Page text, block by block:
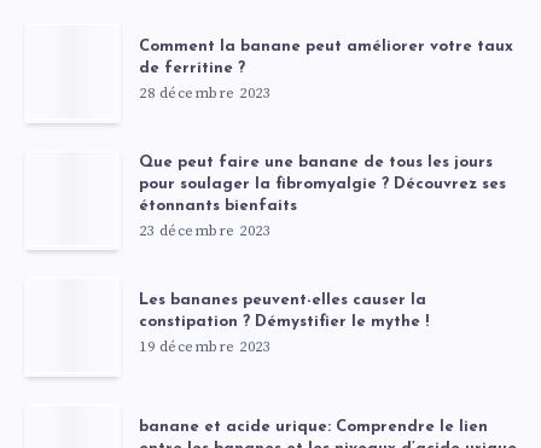
Comment la banane peut améliorer votre taux
de ferritine ?
28 décembre 2023
Que peut faire une banane de tous les jours
pour soulager la fibromyalgie ? Découvrez ses
étonnants bienfaits
23 décembre 2023
Les bananes peuvent-elles causer la
constipation ? Démystifier le mythe !
19 décembre 2023
banane et acide urique: Comprendre le lien